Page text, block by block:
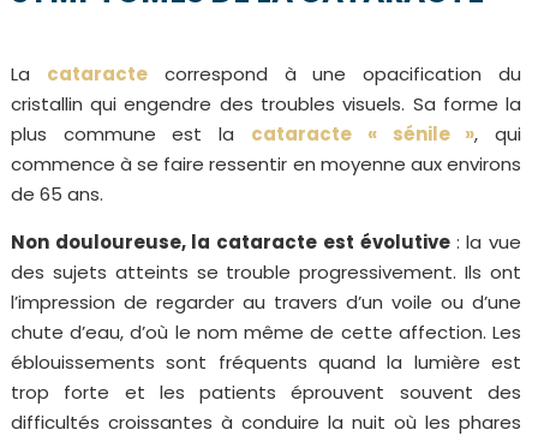
La cataractecorrespond à une opacification du
cristallin qui engendre des troubles visuels. Sa forme la
plus commune est la cataracte « sénile », qui
commence à se faire ressentir en moyenne aux environs
de 65 ans.
Non douloureuse, la cataracte est évolutive : la vue
des sujets atteints se trouble progressivement. Ils ont
l’impression de regarder au travers d’un voile ou d’une
chute d’eau, d’où le nom même de cette affection. Les
éblouissements sont fréquents quand la lumière est
trop forte et les patients éprouvent souvent des
difficultés croissantes à conduire la nuit où les phares